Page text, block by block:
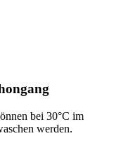
bei 30°C im
werden.